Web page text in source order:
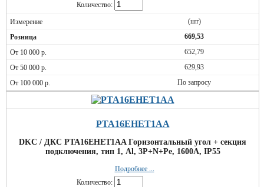
Количество:
(шт)
669,53
652,79
629,93
По запросу
PTA16EHET1AA
DKC / ДКС PTA16EHET1AA Горизонтальный угол + секция
подключения, тип 1, Al, 3P+N+Pe, 1600А, IP55
Подробнее ...
Количество: